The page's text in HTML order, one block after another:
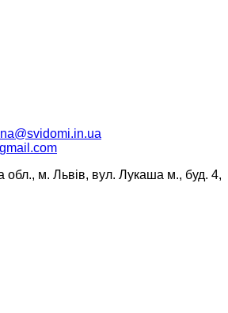
обл., м. Львів, вул. Лукаша м., буд. 4,